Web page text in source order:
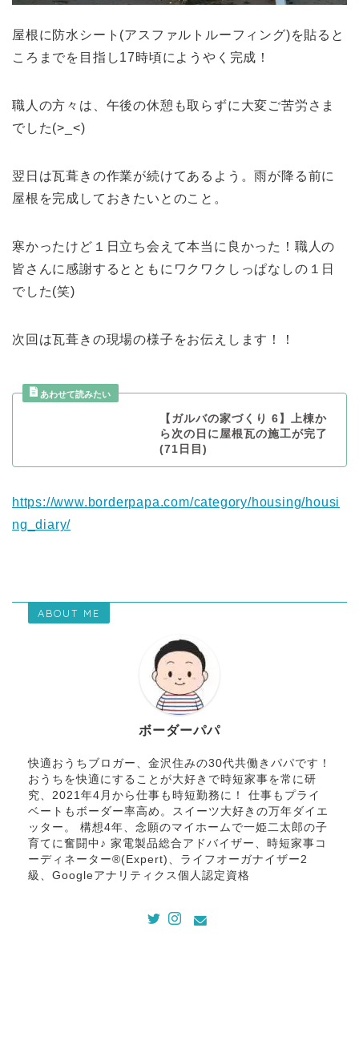
屋根に防水シート(アスファルトルーフィング)を貼ると
ころまでを目指し17時頃にようやく完成！
職人の方々は、午後の休憩も取らずに大変ご苦労さま
でした(>_<)
翌日は瓦葺きの作業が続けてあるよう。雨が降る前に
屋根を完成しておきたいとのこと。
寒かったけど１日立ち会えて本当に良かった！職人の
皆さんに感謝するとともにワクワクしっぱなしの１日
でした(笑)
次回は瓦葺きの現場の様子をお伝えします！！
【ガルバの家づくり 6】上棟か
ら次の日に屋根瓦の施工が完了
(71日目)
https://www.borderpapa.com/category/housing/housi
ng_diary/
ABOUT ME
ボーダーパパ
快適おうちブロガー、金沢住みの30代共働きパパです！
おうちを快適にすることが大好きで時短家事を常に研
究、2021年4月から仕事も時短勤務に！ 仕事もプライ
ベートもボーダー率高め。スイーツ大好きの万年ダイエ
ッター。 構想4年、念願のマイホームで一姫二太郎の子
育てに奮闘中♪ 家電製品総合アドバイザー、時短家事コ
ーディネーター®(Expert)、ライフオーガナイザー2
級、Googleアナリティクス個人認定資格